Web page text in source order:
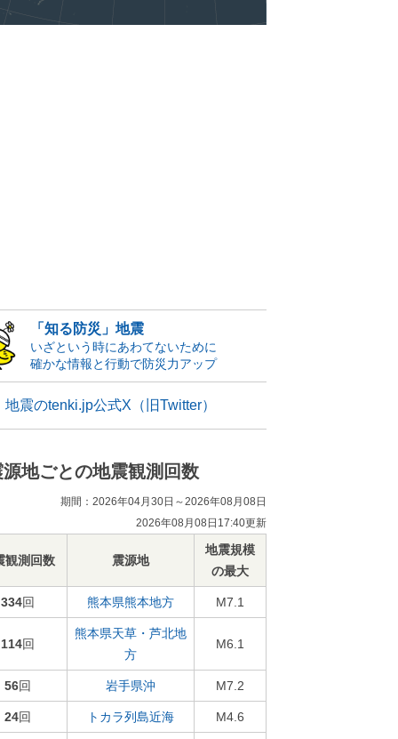
「知る防災」地震
いざという時にあわてないために
確かな情報と行動で防災力アップ
地震のtenki.jp公式X（旧Twitter）
源地ごとの地震観測回数
期間：2026年04月30日～2026年08月08日
2026年08月08日17:40更新
観測回数 震源地
地震規模
の最大
334回 熊本県熊本地方 M7.1
114回
熊本県天草・芦北地
方
M6.1
56回 岩手県沖 M7.2
24回 トカラ列島近海 M4.6